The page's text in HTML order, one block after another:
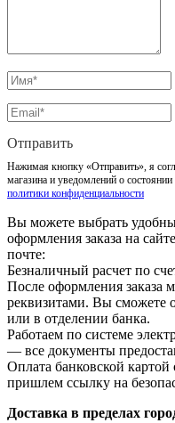
Отправить
Нажимая кнопку «Отправить», я
магазина и уведомлений о
политики конфиденциальности
Вы можете выбрать
оформления заказа на
почте:
Безналичный расчет по
После оформления заказа
реквизитами. Вы сможете
или в отделении банка.
Работаем по системе
— все документы
Оплата банковской
пришлем ссылку на
Доставка в пределах